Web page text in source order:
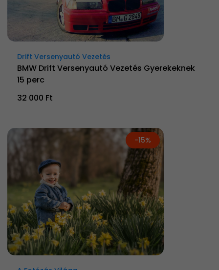
Drift Versenyautó Vezetés
BMW Drift Versenyautó Vezetés Gyerekeknek
15 perc
32 000 Ft
-15%